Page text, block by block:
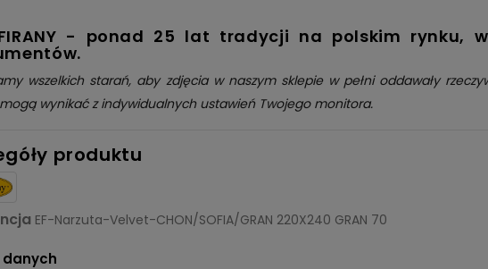
- ponad 25 lat tradycji na polskim rynku,
wszelkich starań, aby zdjęcia w naszym sklepie w pełni oddawały
wynikać z indywidualnych ustawień Twojego monitora.
produktu
EF-Narzuta-Velvet-CHON/SOFIA/GRAN 220X240 GRAN 70
danych